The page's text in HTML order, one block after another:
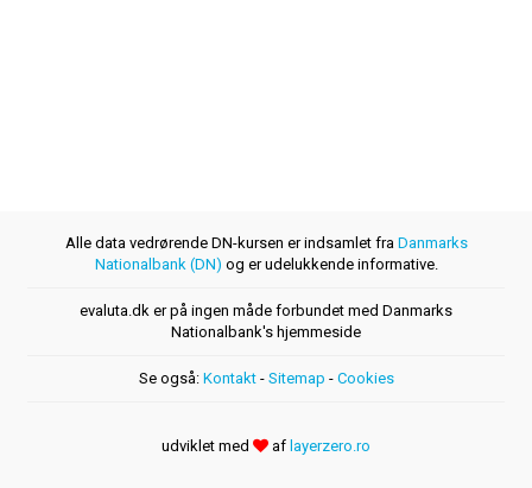
Alle data vedrørende DN-kursen er indsamlet fra Danmarks
Nationalbank (DN) og er udelukkende informative.
evaluta.dk er på ingen måde forbundet med Danmarks
Nationalbank's hjemmeside
Se også: Kontakt- Sitemap - Cookies
udviklet med af layerzero.ro